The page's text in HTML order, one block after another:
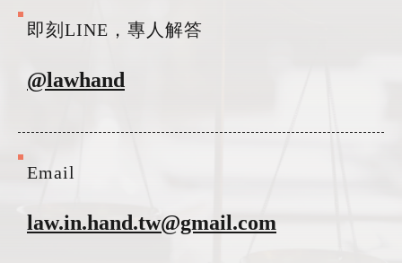
即刻LINE，專人解答
@lawhand
Email
law.in.hand.tw@gmail.com